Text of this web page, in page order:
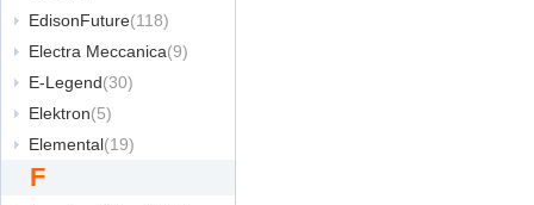
EdisonFuture(118)
Electra Meccanica(9)
E-Legend(30)
Elektron(5)
Elemental(19)
F